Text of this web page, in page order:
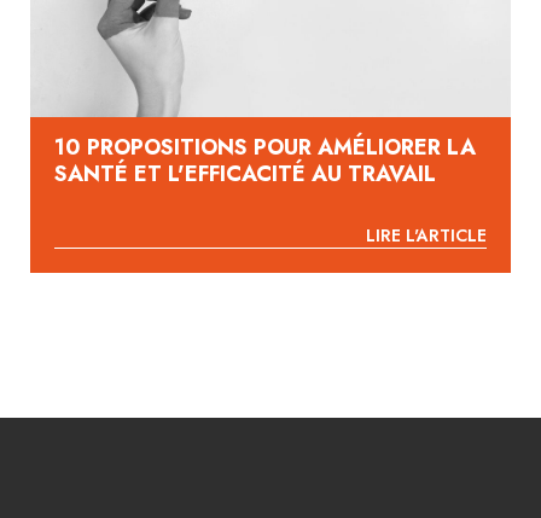
10 PROPOSITIONS POUR AMÉLIORER LA
SANTÉ ET L'EFFICACITÉ AU TRAVAIL
LIRE L'ARTICLE